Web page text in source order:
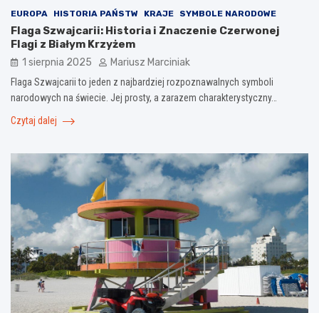
EUROPA HISTORIA PAŃSTW KRAJE SYMBOLE NARODOWE
Flaga Szwajcarii: Historia i Znaczenie Czerwonej
Flagi z Białym Krzyżem
1 sierpnia 2025 Mariusz Marciniak
Flaga Szwajcarii to jeden z najbardziej rozpoznawalnych symboli
narodowych na świecie. Jej prosty, a zarazem charakterystyczny…
Czytaj dalej